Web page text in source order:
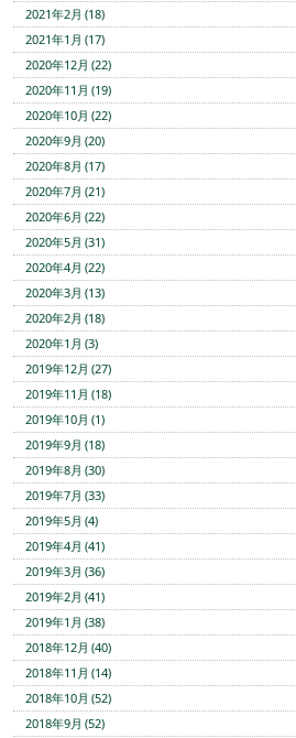
2021年2月 (18)
2021年1月 (17)
2020年12月 (22)
2020年11月 (19)
2020年10月 (22)
2020年9月 (20)
2020年8月 (17)
2020年7月 (21)
2020年6月 (22)
2020年5月 (31)
2020年4月 (22)
2020年3月 (13)
2020年2月 (18)
2020年1月 (3)
2019年12月 (27)
2019年11月 (18)
2019年10月 (1)
2019年9月 (18)
2019年8月 (30)
2019年7月 (33)
2019年5月 (4)
2019年4月 (41)
2019年3月 (36)
2019年2月 (41)
2019年1月 (38)
2018年12月 (40)
2018年11月 (14)
2018年10月 (52)
2018年9月 (52)